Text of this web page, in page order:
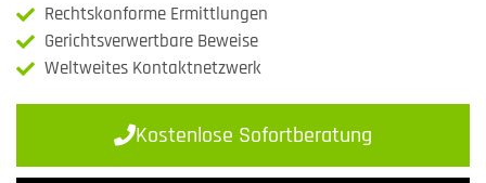
Rechtskonforme Ermittlungen
Gerichtsverwertbare Beweise
Weltweites Kontaktnetzwerk
Kostenlose Sofortberatung